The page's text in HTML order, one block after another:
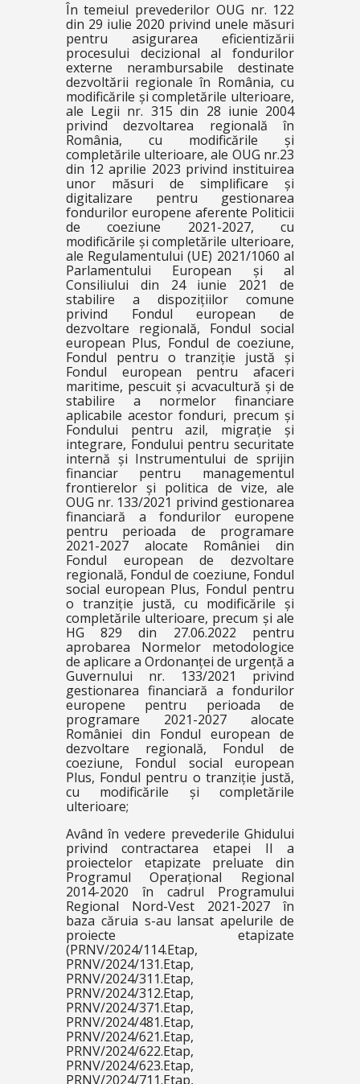
În temeiul prevederilor OUG nr. 122
din 29 iulie 2020 privind unele măsuri
pentru asigurarea eficientizării
procesului decizional al fondurilor
externe nerambursabile destinate
dezvoltării regionale în România, cu
modificările și completările ulterioare,
ale Legii nr. 315 din 28 iunie 2004
privind dezvoltarea regională în
România, cu modificările și
completările ulterioare, ale OUG nr.23
din 12 aprilie 2023 privind instituirea
unor măsuri de simplificare și
digitalizare pentru gestionarea
fondurilor europene aferente Politicii
de coeziune 2021-2027, cu
modificările și completările ulterioare,
ale Regulamentului (UE) 2021/1060 al
Parlamentului European și al
Consiliului din 24 iunie 2021 de
stabilire a dispozițiilor comune
privind Fondul european de
dezvoltare regională, Fondul social
european Plus, Fondul de coeziune,
Fondul pentru o tranziție justă și
Fondul european pentru afaceri
maritime, pescuit și acvacultură și de
stabilire a normelor financiare
aplicabile acestor fonduri, precum și
Fondului pentru azil, migrație și
integrare, Fondului pentru securitate
internă și Instrumentului de sprijin
financiar pentru managementul
frontierelor și politica de vize, ale
OUG nr. 133/2021 privind gestionarea
financiară a fondurilor europene
pentru perioada de programare
2021-2027 alocate României din
Fondul european de dezvoltare
regională, Fondul de coeziune, Fondul
social european Plus, Fondul pentru
o tranziție justă, cu modificările și
completările ulterioare, precum și ale
HG 829 din 27.06.2022 pentru
aprobarea Normelor metodologice
de aplicare a Ordonanței de urgență a
Guvernului nr. 133/2021 privind
gestionarea financiară a fondurilor
europene pentru perioada de
programare 2021-2027 alocate
României din Fondul european de
dezvoltare regională, Fondul de
coeziune, Fondul social european
Plus, Fondul pentru o tranziție justă,
cu modificările și completările
ulterioare;
Având în vedere prevederile Ghidului
privind contractarea etapei II a
proiectelor etapizate preluate din
Programul Operațional Regional
2014-2020 în cadrul Programului
Regional Nord-Vest 2021-2027 în
baza căruia s-au lansat apelurile de
proiecte etapizate
(PRNV/2024/114.Etap,
PRNV/2024/131.Etap,
PRNV/2024/311.Etap,
PRNV/2024/312.Etap,
PRNV/2024/371.Etap,
PRNV/2024/481.Etap,
PRNV/2024/621.Etap,
PRNV/2024/622.Etap,
PRNV/2024/623.Etap,
PRNV/2024/711.Etap,